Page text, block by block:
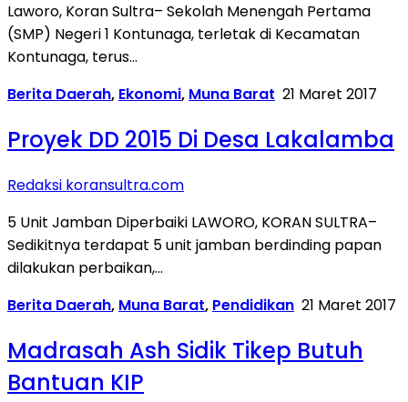
Laworo, Koran Sultra– Sekolah Menengah Pertama
(SMP) Negeri 1 Kontunaga, terletak di Kecamatan
Kontunaga, terus…
Berita Daerah, Ekonomi, Muna Barat 21 Maret 2017
Proyek DD 2015 Di Desa Lakalamba
Redaksi koransultra.com
5 Unit Jamban Diperbaiki LAWORO, KORAN SULTRA–
Sedikitnya terdapat 5 unit jamban berdinding papan
dilakukan perbaikan,…
Berita Daerah, Muna Barat, Pendidikan 21 Maret 2017
Madrasah Ash Sidik Tikep Butuh
Bantuan KIP